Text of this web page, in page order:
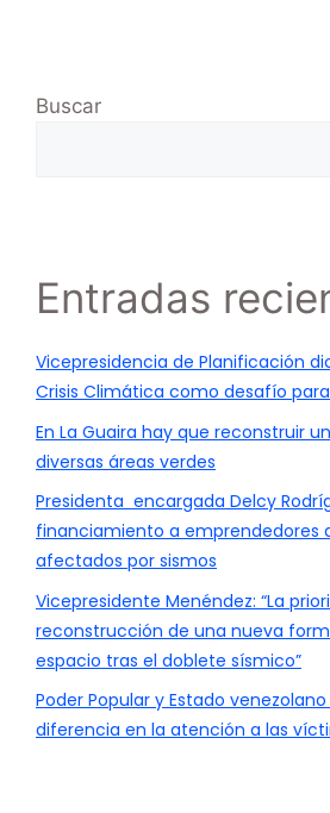
Buscar
Entradas
Vicepresidencia de Planificación
Crisis Climática como desafío
En La Guaira hay que reconstruir
diversas áreas verdes
Presidenta encargada Delcy
financiamiento a emprendedores
afectados por sismos
Vicepresidente Menéndez: “La
reconstrucción de una nueva
espacio tras el doblete sísmico”
Poder Popular y Estado
diferencia en la atención a las